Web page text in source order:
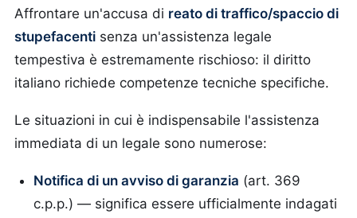
Affrontare un'accusa di reato di traffico/spaccio di
stupefacenti senza un'assistenza legale
tempestiva è estremamente rischioso: il diritto
italiano richiede competenze tecniche specifiche.
Le situazioni in cui è indispensabile l'assistenza
immediata di un legale sono numerose:
Notifica di un avviso di garanzia (art. 369
c.p.p.) — significa essere ufficialmente indagati